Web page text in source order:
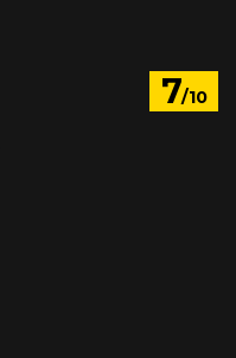
7/10